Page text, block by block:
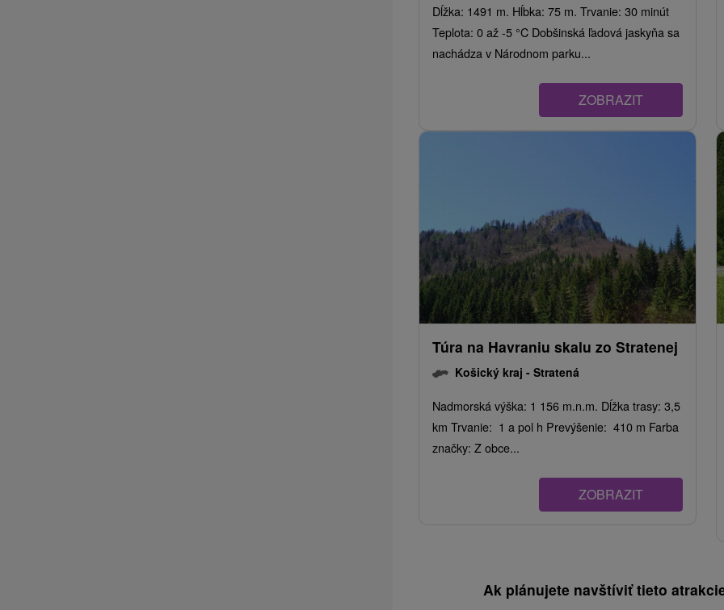
Dĺžka: 1491 m. Hĺbka: 75 m. Trvanie: 30 minút
Teplota: 0 až -5 °C Dobšinská ľadová jaskyňa sa
nachádza v Národnom parku...
ZOBRAZIT
Túra na Havraniu skalu zo Stratenej
Košický kraj - Stratená
Nadmorská výška: 1 156 m.n.m. Dĺžka trasy: 3,5
km Trvanie: 1 a pol h Prevýšenie: 410 m Farba
značky: Z obce...
ZOBRAZIT
Ak plánujete navštíviť tieto